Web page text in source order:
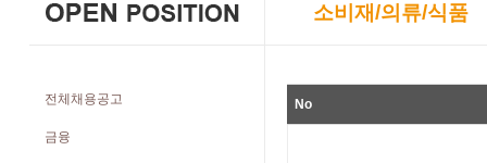
전체채용공고
금융
소비재/의류/식품
No